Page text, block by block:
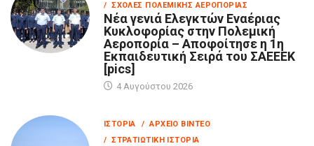
/ ΣΧΟΛΈΣ ΠΟΛΕΜΙΚΉΣ ΑΕΡΟΠΟΡΊΑΣ
Νέα γενιά Ελεγκτών Εναέριας
Κυκλοφορίας στην Πολεμική
Αεροπορία – Αποφοίτησε η 1η
Εκπαιδευτική Σειρά του ΣΑΕΕΕΚ
[pics]
4 Αυγούστου 2026
ΙΣΤΟΡΊΑ
/ ΑΡΧΕΊΟ ΒΊΝΤΕΟ
/ ΣΤΡΑΤΙΩΤΙΚΉ ΙΣΤΟΡΊΑ